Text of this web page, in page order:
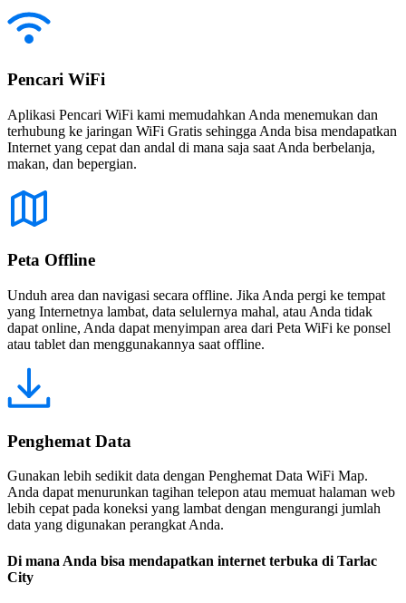
Pencari WiFi
Aplikasi Pencari WiFi kami memudahkan Anda menemukan dan
terhubung ke jaringan WiFi Gratis sehingga Anda bisa mendapatkan
Internet yang cepat dan andal di mana saja saat Anda berbelanja,
makan, dan bepergian.
Peta Offline
Unduh area dan navigasi secara offline. Jika Anda pergi ke tempat
yang Internetnya lambat, data selulernya mahal, atau Anda tidak
dapat online, Anda dapat menyimpan area dari Peta WiFi ke ponsel
atau tablet dan menggunakannya saat offline.
Penghemat Data
Gunakan lebih sedikit data dengan Penghemat Data WiFi Map.
Anda dapat menurunkan tagihan telepon atau memuat halaman web
lebih cepat pada koneksi yang lambat dengan mengurangi jumlah
data yang digunakan perangkat Anda.
Di mana Anda bisa mendapatkan internet terbuka di Tarlac
City